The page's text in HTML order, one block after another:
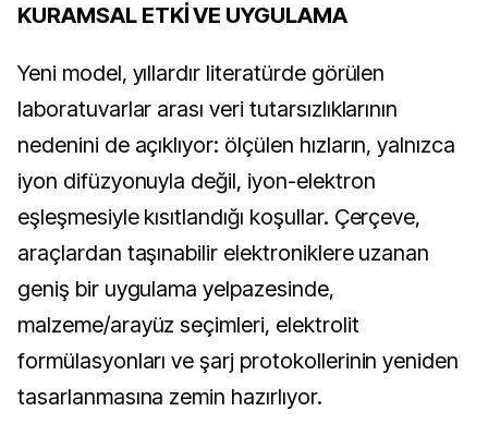
KURAMSAL ETKİ VE UYGULAMA
Yeni model, yıllardır literatürde görülen
laboratuvarlar arası veri tutarsızlıklarının
nedenini de açıklıyor: ölçülen hızların, yalnızca
iyon difüzyonuyla değil, iyon-elektron
eşleşmesiyle kısıtlandığı koşullar. Çerçeve,
araçlardan taşınabilir elektroniklere uzanan
geniş bir uygulama yelpazesinde,
malzeme/arayüz seçimleri, elektrolit
formülasyonları ve şarj protokollerinin yeniden
tasarlanmasına zemin hazırlıyor.